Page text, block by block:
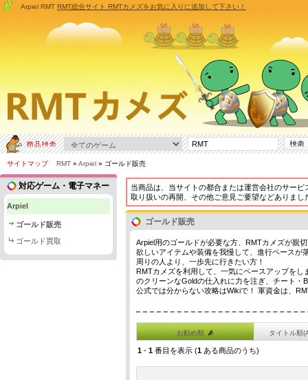
Arpiel RMT RMT総合サイト RMTカメズをお気に入りに追加して下さい！
サイトマップ RMT » Arpiel » ゴールド販売
対応ゲーム・電子マネー
Arpiel
ゴールド販売
ゴールド買取
当商品は、当サイトの都合または運営会社のサー
取り扱いの再開、その他ご意見ご要望などありま
ゴールド販売
Arpiel用のゴールドが必要な方、RMTカメズが親
欲しいアイテムや装備を我慢して、進行ペースが
周りの人より、一歩先に行きたい方！
RMTカメズを利用して、一気にペースアップを
のクリーンなGoldの仕入れに力を注ぎ、チート
公式では分からない攻略はWikiで！ 軍資金は、
お勧め順 タイトル順
1 - 1 番目を表示 (1 ある商品のうち)